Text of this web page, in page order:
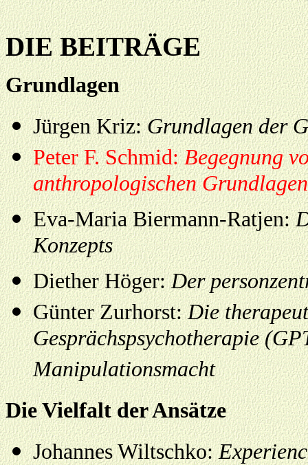
DIE BEITRÄGE
Grundlagen
Jürgen Kriz:Grundlagen der
Peter F. Schmid:Begegnung
anthropologischen
Eva-Maria Biermann-Ratjen:
Konzepts
Diether Höger:Der
Günter Zurhorst:Die
Gesprächspsychotherapie
Manipulationsmacht
Die Vielfalt der Ansätze
Johannes Wiltschko: